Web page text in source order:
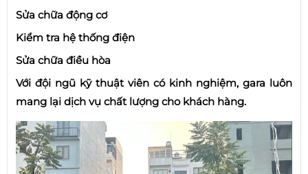
Sửa chữa động cơ
Kiểm tra hệ thống điện
Sửa chữa điều hòa
Với đội ngũ kỹ thuật viên có kinh nghiệm, gara luôn
mang lại dịch vụ chất lượng cho khách hàng.